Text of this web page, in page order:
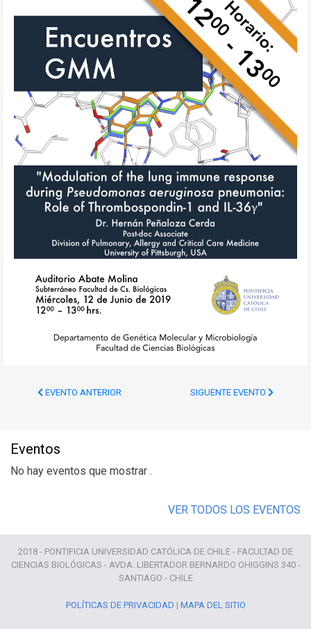
EVENTO ANTERIOR SIGUENTE EVENTO
Eventos
No hay eventos que mostrar .
VER TODOS LOS EVENTOS
2018 - PONTIFICIA UNIVERSIDAD CATÓLICA DE CHILE - FACULTAD DE
CIENCIAS BIOLÓGICAS - AVDA. LIBERTADOR BERNARDO OHIGGINS 340 -
SANTIAGO - CHILE
POLÍTICAS DE PRIVACIDAD | MAPA DEL SITIO